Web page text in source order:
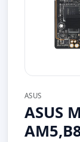
ASUS
ASUS